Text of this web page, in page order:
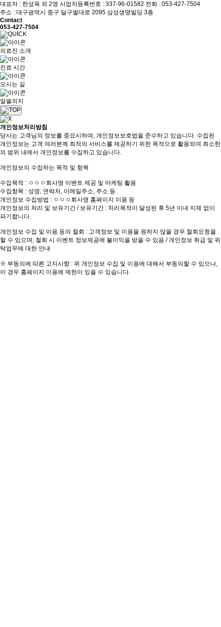
대표자 : 한성욱 외 2명 사업자등록번호 : 337-96-01582 전화 : 053-427-7504
주소 : 대구광역시 중구 달구벌대로 2095 삼성생명빌딩 3층
Contact
053-427-7504
의료진 소개
진료 시간
오시는 길
알쓸의지
개인정보처리방침
당사는 고객님의 정보를 중요시하며, 개인정보보호법을 준수하고 있습니다. 수집된
개인정보는 고객 여러분께 최적의 서비스를 제공하기 위한 목적으로 활용되며 최소한
의 범위 내에서 개인정보를 수집하고 있습니다.
개인정보의 수집하는 목적 및 항목
수집목적 : ㅇㅇㅇ회사명 이벤트 제공 및 마케팅 활용
수집항목 : 성명, 연락처, 이메일주소, 주소 등
개인정보 수집방법 : ㅇㅇㅇ회사명 홈페이지 이용 등
개인정보의 처리 및 보유기간 / 보유기간 : 처리목적이 달성된 후 5년 이내 지체 없이
파기합니다.
개인정보 수집 및 이용 등의 철회 : 고객정보 및 이용을 원하지 않을 경우 철회요청을
할 수 있으며, 철회 시 이벤트 정보제공에 불이익을 받을 수 있음 / 개인정보 취급 및 위
탁업무에 대한 안내
※ 부동의에 따른 고지사항 : 위 개인정보 수집 및 이용에 대해서 부동의할 수 있으나,
이 경우 홈페이지 이용에 제한이 있을 수 있습니다.